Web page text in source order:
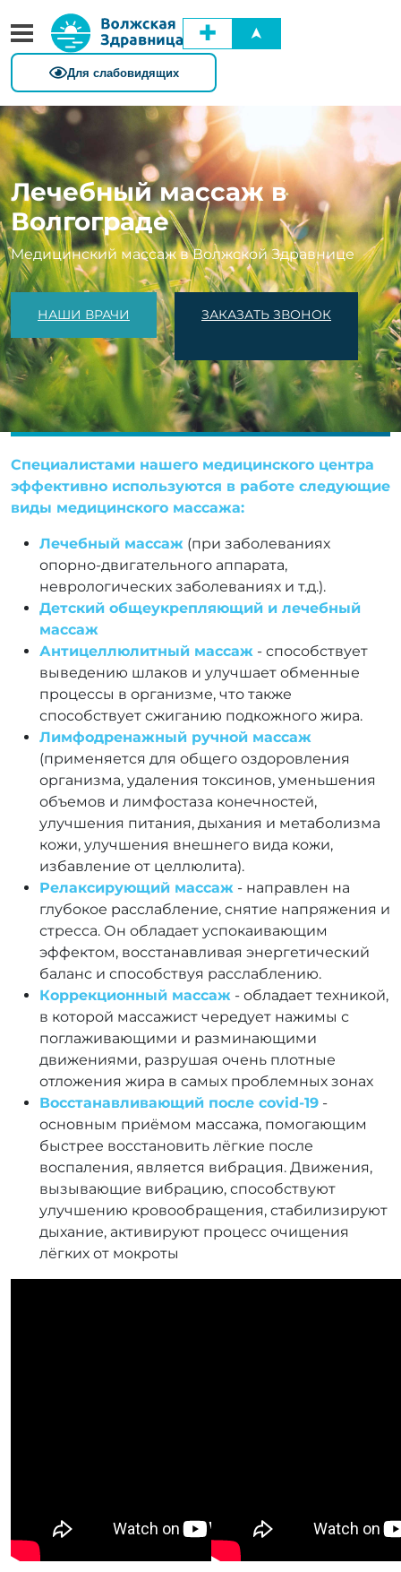
✚ ➤
Лечебный массаж в
Волгограде
Медицинский массаж в Волжской Здравнице
НАШИ ВРАЧИ ЗАКАЗАТЬ ЗВОНОК
Специалистами нашего медицинского центра
эффективно используются в работе следующие
виды медицинского массажа:
Лечебный массаж (при заболеваниях
опорно-двигательного аппарата,
неврологических заболеваниях и т.д.).
Детский общеукрепляющий и лечебный
массаж
Антицеллюлитный массаж - способствует
выведению шлаков и улучшает обменные
процессы в организме, что также
способствует сжиганию подкожного жира.
Лимфодренажный ручной массаж
(применяется для общего оздоровления
организма, удаления токсинов, уменьшения
объемов и лимфостаза конечностей,
улучшения питания, дыхания и метаболизма
кожи, улучшения внешнего вида кожи,
избавление от целлюлита).
Релаксирующий массаж - направлен на
глубокое расслабление, снятие напряжения и
стресса. Он обладает успокаивающим
эффектом, восстанавливая энергетический
баланс и способствуя расслаблению.
Коррекционный массаж - обладает техникой,
в которой массажист чередует нажимы с
поглаживающими и разминающими
движениями, разрушая очень плотные
отложения жира в самых проблемных зонах
Восстанавливающий после covid-19 -
основным приёмом массажа, помогающим
быстрее восстановить лёгкие после
воспаления, является вибрация. Движения,
вызывающие вибрацию, способствуют
улучшению кровообращения, стабилизируют
дыхание, активируют процесс очищения
лёгких от мокроты